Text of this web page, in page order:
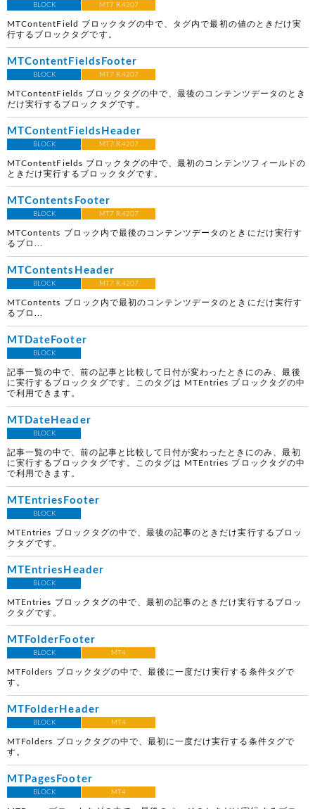
BLOCK MT7 R.4207
MTContentField ブロックタグの中で、タグ内で最初の値のときだけ実
行するブロックタグです。
MTContentFieldsFooter
BLOCK MT7 R.4207
MTContentFields ブロックタグの中で、最後のコンテンツデータのとき
だけ実行するブロックタグです。
MTContentFieldsHeader
BLOCK MT7 R.4207
MTContentFields ブロックタグの中で、最初のコンテンツフィールドの
ときだけ実行するブロックタグです。
MTContentsFooter
BLOCK MT7 R.4207
MTContents ブロック内で最後のコンテンツデータのときにだけ実行す
るブロ...
MTContentsHeader
BLOCK MT7 R.4207
MTContents ブロック内で最初のコンテンツデータのときにだけ実行す
るブロ...
MTDateFooter
BLOCK
記事一覧の中で、前の記事と比較して日付が変わったときにのみ、最後
に実行するブロックタグです。このタグは MTEntries ブロックタグの中
で利用できます。
MTDateHeader
BLOCK
記事一覧の中で、前の記事と比較して日付が変わったときにのみ、最初
に実行するブロックタグです。このタグは MTEntries ブロックタグの中
で利用できます。
MTEntriesFooter
BLOCK
MTEntries ブロックタグの中で、最後の記事のときだけ実行するブロッ
クタグです。
MTEntriesHeader
BLOCK
MTEntries ブロックタグの中で、最初の記事のときだけ実行するブロッ
クタグです。
MTFolderFooter
BLOCK MT4
MTFolders ブロックタグの中で、最後に一度だけ実行する条件タグで
す。
MTFolderHeader
BLOCK MT4
MTFolders ブロックタグの中で、最初に一度だけ実行する条件タグで
す。
MTPagesFooter
BLOCK MT4